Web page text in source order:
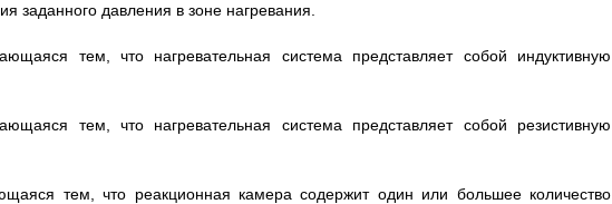
заданного давления в зоне нагревания.
тем, что нагревательная система представляет собой индуктивную
тем, что нагревательная система представляет собой резистивную
тем, что реакционная камера содержит один или большее количество